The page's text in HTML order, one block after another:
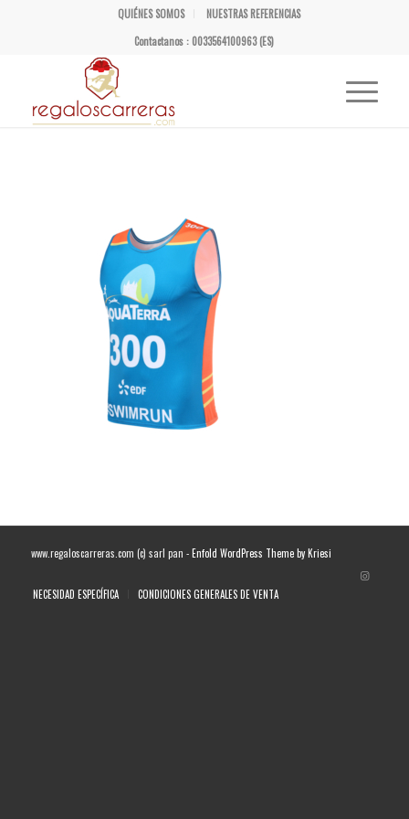
QUIÉNES SOMOS
NUESTRAS REFERENCIAS
Contactanos : 0033564100963 (ES)
www.regaloscarreras.com (c) sarl pan -Enfold WordPress Theme by Kriesi
NECESIDAD ESPECÍFICA CONDICIONES GENERALES DE VENTA